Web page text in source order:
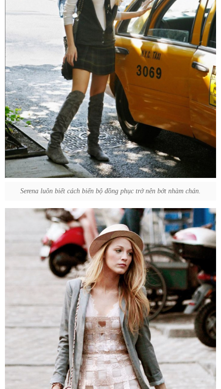
Serena luôn biết cách biến bộ đồng phục trở nên bớt nhàm chán.